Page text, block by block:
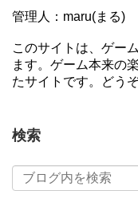
管理人：maru(まる)
このサイトは、ゲー
ます。ゲーム本来の
たサイトです。どう
検索